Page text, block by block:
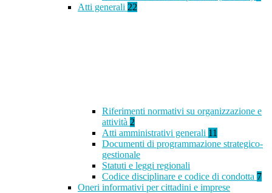
Atti generali 22
Riferimenti normativi su organizzazione e
attività 2
Atti amministrativi generali 11
Documenti di programmazione strategico-
gestionale
Statuti e leggi regionali
Codice disciplinare e codice di condotta 7
Oneri informativi per cittadini e imprese